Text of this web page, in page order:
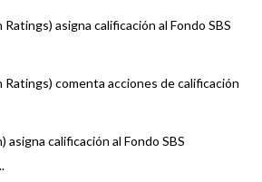
asigna calificación al Fondo SBS
Ratings) comenta acciones de calificación
asigna calificación al Fondo SBS